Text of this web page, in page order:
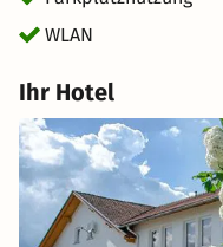
WLAN
Ihr Hotel